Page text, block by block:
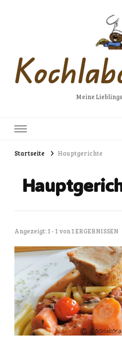
Meine
Startseite Hauptgerichte
Angezeigt: 1 - 1 von 1 ERGEBNISSEN